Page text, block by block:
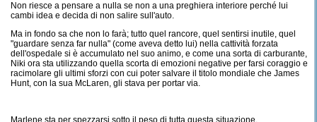
Non riesce a pensare a nulla se non a una preghiera interiore perché lui
cambi idea e decida di non salire sull'auto.
Ma in fondo sa che non lo farà; tutto quel rancore, quel sentirsi inutile, quel
"guardare senza far nulla" (come aveva detto lui) nella cattività forzata
dell'ospedale si è accumulato nel suo animo, e come una sorta di carburante,
Niki ora sta utilizzando quella scorta di emozioni negative per farsi coraggio e
racimolare gli ultimi sforzi con cui poter salvare il titolo mondiale che James
Hunt, con la sua McLaren, gli stava per portar via.
Marlene sta per spezzarsi sotto il peso di tutta questa situazione.